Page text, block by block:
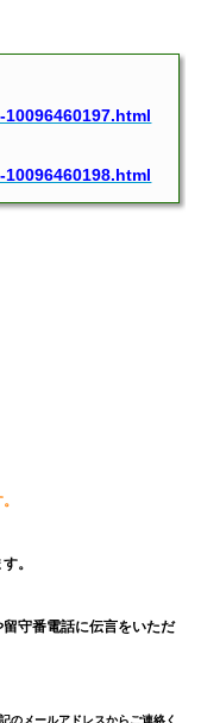
。
留守番電話に伝言をいただ
のメールアドレスからご連絡く